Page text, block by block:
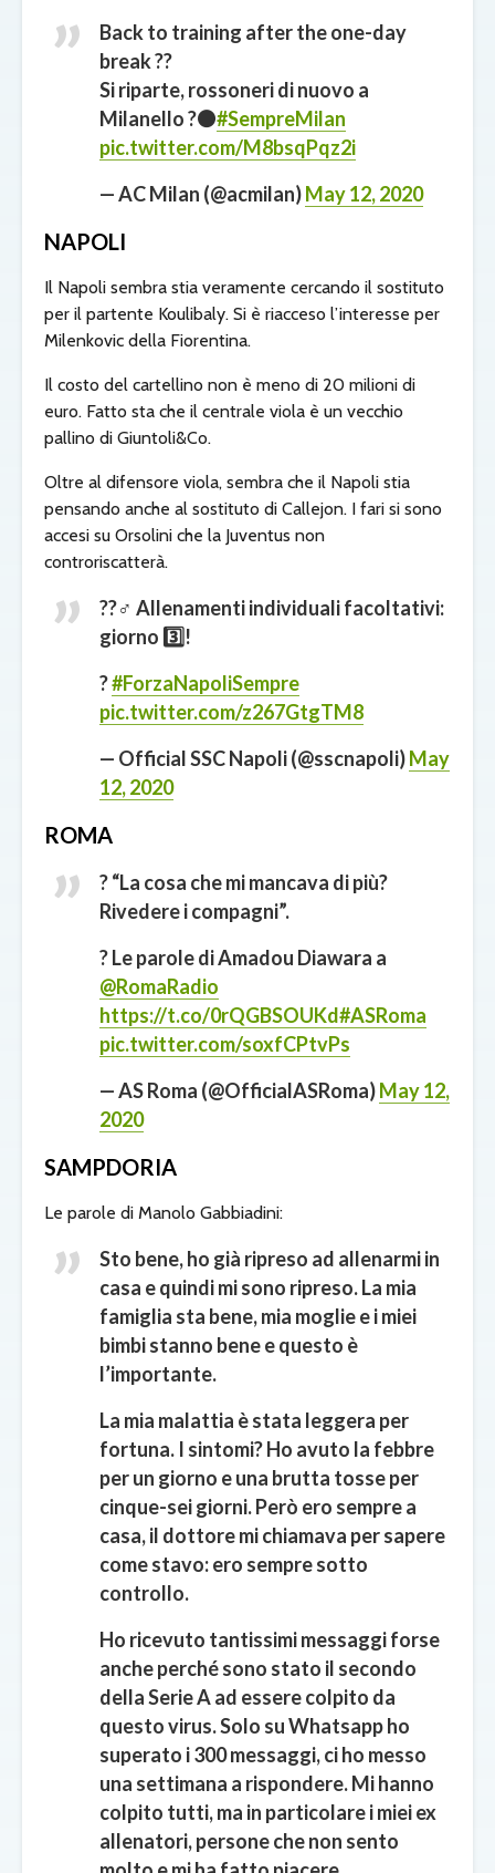
Back to training after the one-day
break ??
Si riparte, rossoneri di nuovo a
Milanello ?⚫#SempreMilan
pic.twitter.com/M8bsqPqz2i
— AC Milan (@acmilan)May 12, 2020
NAPOLI
Il Napoli sembra stia veramente cercando il sostituto
per il partente Koulibaly. Si è riacceso l’interesse per
Milenkovic della Fiorentina.
Il costo del cartellino non è meno di 20 milioni di
euro. Fatto sta che il centrale viola è un vecchio
pallino di Giuntoli&Co.
Oltre al difensore viola, sembra che il Napoli stia
pensando anche al sostituto di Callejon. I fari si sono
accesi su Orsolini che la Juventus non
controriscatterà.
??‍♂️ Allenamenti individuali facoltativi:
giorno 3️⃣!
?#ForzaNapoliSempre
pic.twitter.com/z267GtgTM8
— Official SSC Napoli (@sscnapoli)May
12, 2020
ROMA
?️ “La cosa che mi mancava di più?
Rivedere i compagni”.
? Le parole di Amadou Diawara a
@RomaRadio
https://t.co/0rQGBSOUKd#ASRoma
pic.twitter.com/soxfCPtvPs
— AS Roma (@OfficialASRoma)May 12,
2020
SAMPDORIA
Le parole di Manolo Gabbiadini:
Sto bene, ho già ripreso ad allenarmi in
casa e quindi mi sono ripreso. La mia
famiglia sta bene, mia moglie e i miei
bimbi stanno bene e questo è
l’importante.
La mia malattia è stata leggera per
fortuna. I sintomi? Ho avuto la febbre
per un giorno e una brutta tosse per
cinque-sei giorni. Però ero sempre a
casa, il dottore mi chiamava per sapere
come stavo: ero sempre sotto
controllo.
Ho ricevuto tantissimi messaggi forse
anche perché sono stato il secondo
della Serie A ad essere colpito da
questo virus. Solo su Whatsapp ho
superato i 300 messaggi, ci ho messo
una settimana a rispondere. Mi hanno
colpito tutti, ma in particolare i miei ex
allenatori, persone che non sento